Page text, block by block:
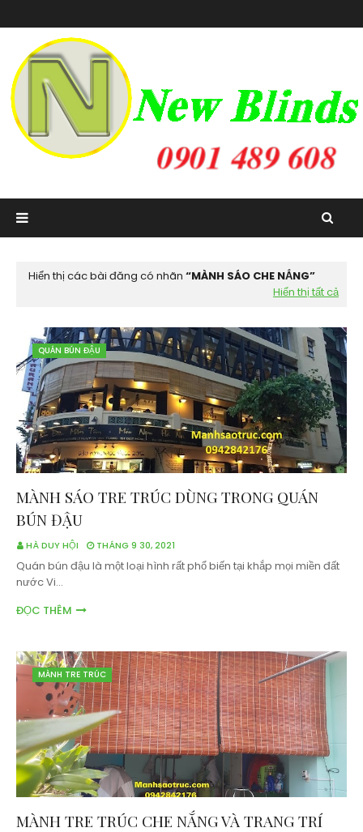
Hiển thị các bài đăng có nhãn
MÀNH SÁO CHE NẮNG
Hiển thị tất cả
QUÁN BÚN ĐẬU
MÀNH SÁO TRE TRÚC DÙNG TRONG QUÁN
BÚN ĐẬU
HÀ DUY HỘI THÁNG 9 30, 2021
Quán bún đậu là một loại hình rất phổ biến tại khắp mọi miền đất
nước Vi…
ĐỌC THÊM
MÀNH TRE TRÚC
MÀNH TRE TRÚC CHE NẮNG VÀ TRANG TRÍ